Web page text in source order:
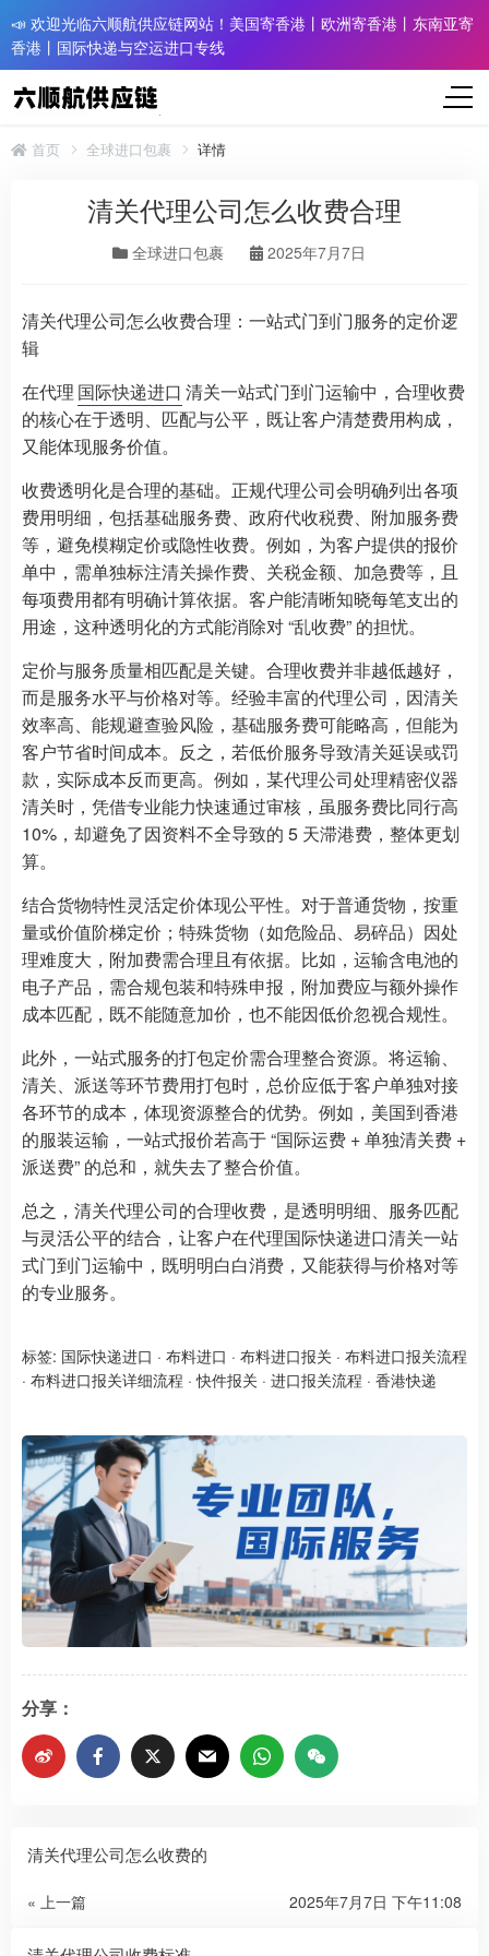
📣 欢迎光临六顺航供应链网站！美国寄香港丨欧洲寄香港丨东南亚寄
香港丨国际快递与空运进口专线
首页 全球进口包裹 详情
清关代理公司怎么收费合理
全球进口包裹 2025年7月7日
清关代理公司怎么收费合理：一站式门到门服务的定价逻
辑
在代理 国际快递进口 清关一站式门到门运输中，合理收费
的核心在于透明、匹配与公平，既让客户清楚费用构成，
又能体现服务价值。
收费透明化是合理的基础。正规代理公司会明确列出各项
费用明细，包括基础服务费、政府代收税费、附加服务费
等，避免模糊定价或隐性收费。例如，为客户提供的报价
单中，需单独标注清关操作费、关税金额、加急费等，且
每项费用都有明确计算依据。客户能清晰知晓每笔支出的
用途，这种透明化的方式能消除对 “乱收费” 的担忧。
定价与服务质量相匹配是关键。合理收费并非越低越好，
而是服务水平与价格对等。经验丰富的代理公司，因清关
效率高、能规避查验风险，基础服务费可能略高，但能为
客户节省时间成本。反之，若低价服务导致清关延误或罚
款，实际成本反而更高。例如，某代理公司处理精密仪器
清关时，凭借专业能力快速通过审核，虽服务费比同行高
10%，却避免了因资料不全导致的 5 天滞港费，整体更划
算。
结合货物特性灵活定价体现公平性。对于普通货物，按重
量或价值阶梯定价；特殊货物（如危险品、易碎品）因处
理难度大，附加费需合理且有依据。比如，运输含电池的
电子产品，需合规包装和特殊申报，附加费应与额外操作
成本匹配，既不能随意加价，也不能因低价忽视合规性。
此外，一站式服务的打包定价需合理整合资源。将运输、
清关、派送等环节费用打包时，总价应低于客户单独对接
各环节的成本，体现资源整合的优势。例如，美国到香港
的服装运输，一站式报价若高于 “国际运费 + 单独清关费 +
派送费” 的总和，就失去了整合价值。
总之，清关代理公司的合理收费，是透明明细、服务匹配
与灵活公平的结合，让客户在代理国际快递进口清关一站
式门到门运输中，既明明白白消费，又能获得与价格对等
的专业服务。
标签: 国际快递进口 · 布料进口 · 布料进口报关 · 布料进口报关流程
· 布料进口报关详细流程 ·快件报关 · 进口报关流程 · 香港快递
分享：
清关代理公司怎么收费的
« 上一篇 2025年7月7日 下午11:08